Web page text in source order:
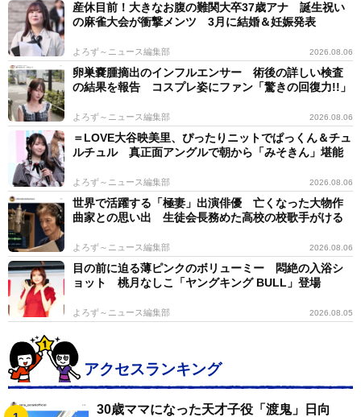
産休目前！大きなお腹の難関大卒37歳アナ 誕生祝い
の麻雀大会が衝撃メンツ 3月に結婚＆妊娠発表
よろず～ニュース編集部 2026.08.06
卵巣嚢腫摘出のインフルエンサー 術後の詳しい検査
の結果を報告 コスプレ姿にファン「驚きの回復力!!」
よろず～ニュース編集部 2026.08.06
＝LOVE大谷映美里、ぴったりニットでぱっくん＆チュ
ルチュル 真正面アングルで朝から「みそきん」堪能
よろず～ニュース編集部 2026.08.06
世界で活躍する「極妻」出演俳優 亡くなった大物作
曲家との思い出 生徒会長務めた高校の校歌手がける
よろず～ニュース編集部 2026.08.06
目の前に迫る薄ピンクのボリューミー 悶絶の入浴シ
ョット 桃月なしこ「ヤングキング BULL」登場
よろず～ニュース編集部 2026.08.05
アクセスランキング
30歳ママになった天才子役「渡鬼」日向